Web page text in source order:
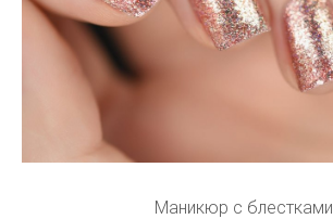
Маникюр с блестками